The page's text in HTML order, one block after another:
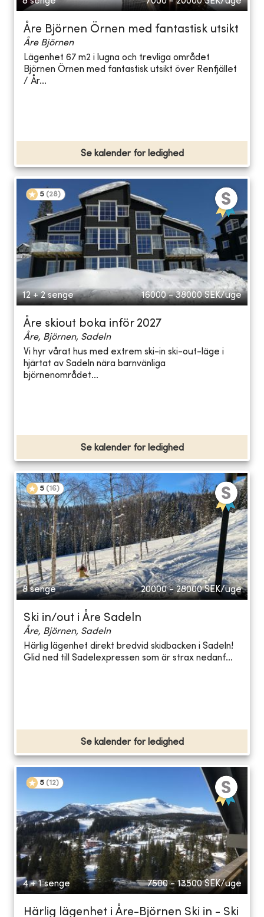
Åre Björnen Örnen med fantastisk utsikt
Åre Björnen
Lägenhet 67 m2 i lugna och trevliga området
Björnen Örnen med fantastisk utsikt över Renfjället
/ År...
Se kalender for ledighed
5 (28)
12 + 2 senge 16000 - 38000 SEK/uge
Åre skiout boka inför 2027
Åre, Björnen, Sadeln
Vi hyr vårat hus med extrem ski-in ski-out-läge i
hjärtat av Sadeln nära barnvänliga
björnenområdet...
Se kalender for ledighed
5 (16)
8 senge 20000 - 28000 SEK/uge
Ski in/out i Åre Sadeln
Åre, Björnen, Sadeln
Härlig lägenhet direkt bredvid skidbacken i Sadeln!
Glid ned till Sadelexpressen som är strax nedanf...
Se kalender for ledighed
5 (12)
4 + 1 senge 7500 - 13500 SEK/uge
Härlig lägenhet i Åre-Björnen Ski in - Ski